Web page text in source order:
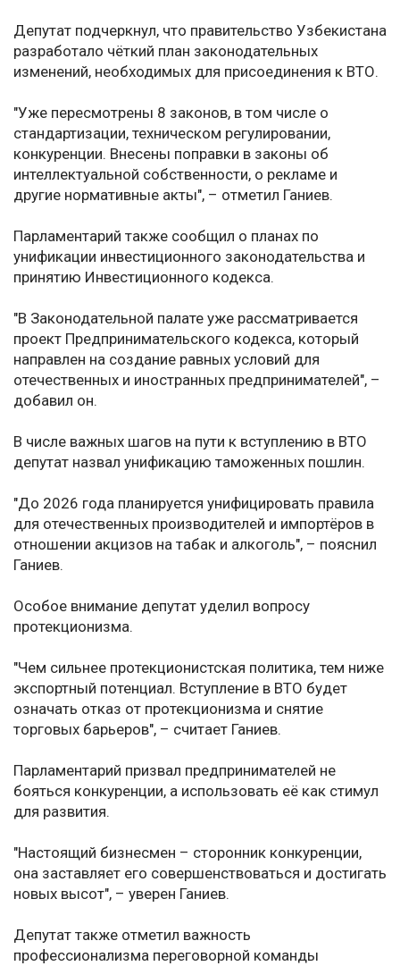
Депутат подчеркнул, что правительство Узбекистана
разработало чёткий план законодательных
изменений, необходимых для присоединения к ВТО.
"Уже пересмотрены 8 законов, в том числе о
стандартизации, техническом регулировании,
конкуренции. Внесены поправки в законы об
интеллектуальной собственности, о рекламе и
другие нормативные акты", – отметил Ганиев.
Парламентарий также сообщил о планах по
унификации инвестиционного законодательства и
принятию Инвестиционного кодекса.
"В Законодательной палате уже рассматривается
проект Предпринимательского кодекса, который
направлен на создание равных условий для
отечественных и иностранных предпринимателей", –
добавил он.
В числе важных шагов на пути к вступлению в ВТО
депутат назвал унификацию таможенных пошлин.
"До 2026 года планируется унифицировать правила
для отечественных производителей и импортёров в
отношении акцизов на табак и алкоголь", – пояснил
Ганиев.
Особое внимание депутат уделил вопросу
протекционизма.
"Чем сильнее протекционистская политика, тем ниже
экспортный потенциал. Вступление в ВТО будет
означать отказ от протекционизма и снятие
торговых барьеров", – считает Ганиев.
Парламентарий призвал предпринимателей не
бояться конкуренции, а использовать её как стимул
для развития.
"Настоящий бизнесмен – сторонник конкуренции,
она заставляет его совершенствоваться и достигать
новых высот", – уверен Ганиев.
Депутат также отметил важность
профессионализма переговорной команды